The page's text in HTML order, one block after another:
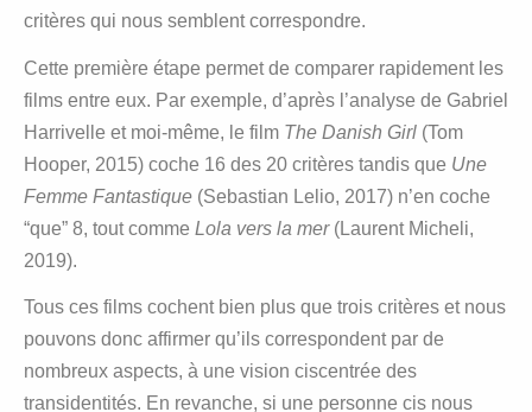
critères qui nous semblent correspondre.
Cette première étape permet de comparer rapidement les
films entre eux. Par exemple, d’après l’analyse de Gabriel
Harrivelle et moi-même, le film The Danish Girl (Tom
Hooper, 2015) coche 16 des 20 critères tandis que Une
Femme Fantastique (Sebastian Lelio, 2017) n’en coche
“que” 8, tout comme Lola vers la mer(Laurent Micheli,
2019).
Tous ces films cochent bien plus que trois critères et nous
pouvons donc affirmer qu’ils correspondent par de
nombreux aspects, à une vision ciscentrée des
transidentités. En revanche, si une personne cis nous